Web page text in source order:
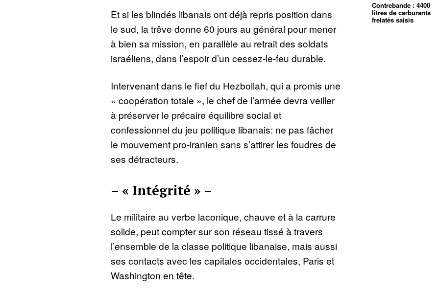
Et si les blindés libanais ont déjà repris position dans
le sud, la trêve donne 60 jours au général pour mener
à bien sa mission, en parallèle au retrait des soldats
israéliens, dans l’espoir d’un cessez-le-feu durable.
Intervenant dans le fief du Hezbollah, qui a promis une
« coopération totale », le chef de l’armée devra veiller
à préserver le précaire équilibre social et
confessionnel du jeu politique libanais: ne pas fâcher
le mouvement pro-iranien sans s’attirer les foudres de
ses détracteurs.
– « Intégrité » –
Le militaire au verbe laconique, chauve et à la carrure
solide, peut compter sur son réseau tissé à travers
l’ensemble de la classe politique libanaise, mais aussi
ses contacts avec les capitales occidentales, Paris et
Washington en tête.
Contrebande : 4400
litres de carburants
frelatés saisis